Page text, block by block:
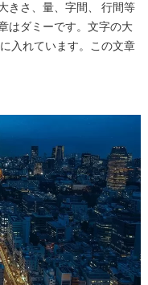
きさ、量、字間、 行間等
はダミーです。文字の大
入れています。この文章